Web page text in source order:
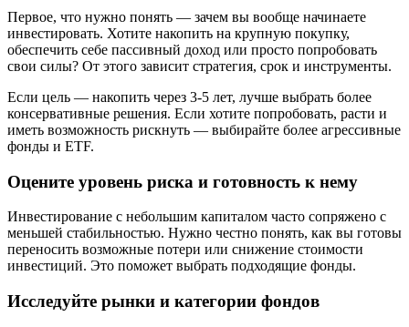
Первое, что нужно понять — зачем вы вообще начинаете
инвестировать. Хотите накопить на крупную покупку,
обеспечить себе пассивный доход или просто попробовать
свои силы? От этого зависит стратегия, срок и инструменты.
Если цель — накопить через 3-5 лет, лучше выбрать более
консервативные решения. Если хотите попробовать, расти и
иметь возможность рискнуть — выбирайте более агрессивные
фонды и ETF.
Оцените уровень риска и готовность к нему
Инвестирование с небольшим капиталом часто сопряжено с
меньшей стабильностью. Нужно честно понять, как вы готовы
переносить возможные потери или снижение стоимости
инвестиций. Это поможет выбрать подходящие фонды.
Исследуйте рынки и категории фондов